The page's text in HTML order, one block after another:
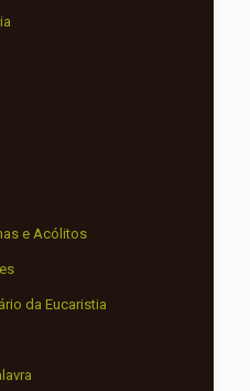
e Acólitos
da Eucaristia